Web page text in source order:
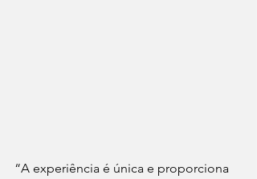
“A experiência é única e proporciona